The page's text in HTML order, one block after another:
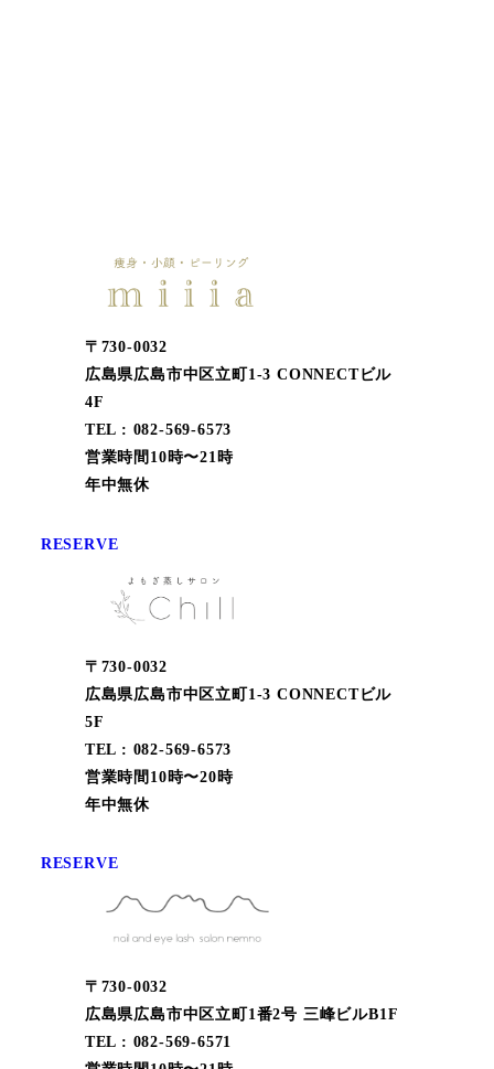
〒730-0032
広島県広島市中区立町1-3 CONNECTビル
4F
TEL : 082-569-6573
営業時間10時〜21時
年中無休
RESERVE
〒730-0032
広島県広島市中区立町1-3 CONNECTビル
5F
TEL : 082-569-6573
営業時間10時〜20時
年中無休
RESERVE
〒730-0032
広島県広島市中区立町1番2号 三峰ビルB1F
TEL : 082-569-6571